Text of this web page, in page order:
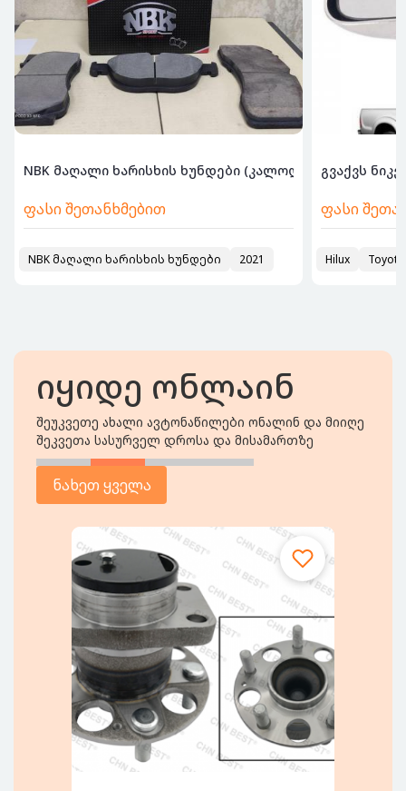
ასე...
2022
NBK მაღალი ხარისხის ხუნდები (კალოდკები) ნების...
ფასი შეთანხმებით
NBK მაღალი ხარისხის ხუნდები 2021
გვაქვს
ფასი
Hilux
იყიდე ონლაინ
შეუკვეთე ახალი ავტონაწილები ონალინ და მიიღე
შეკვეთა სასურველ დროსა და მისამართზე
ნახეთ ყველა